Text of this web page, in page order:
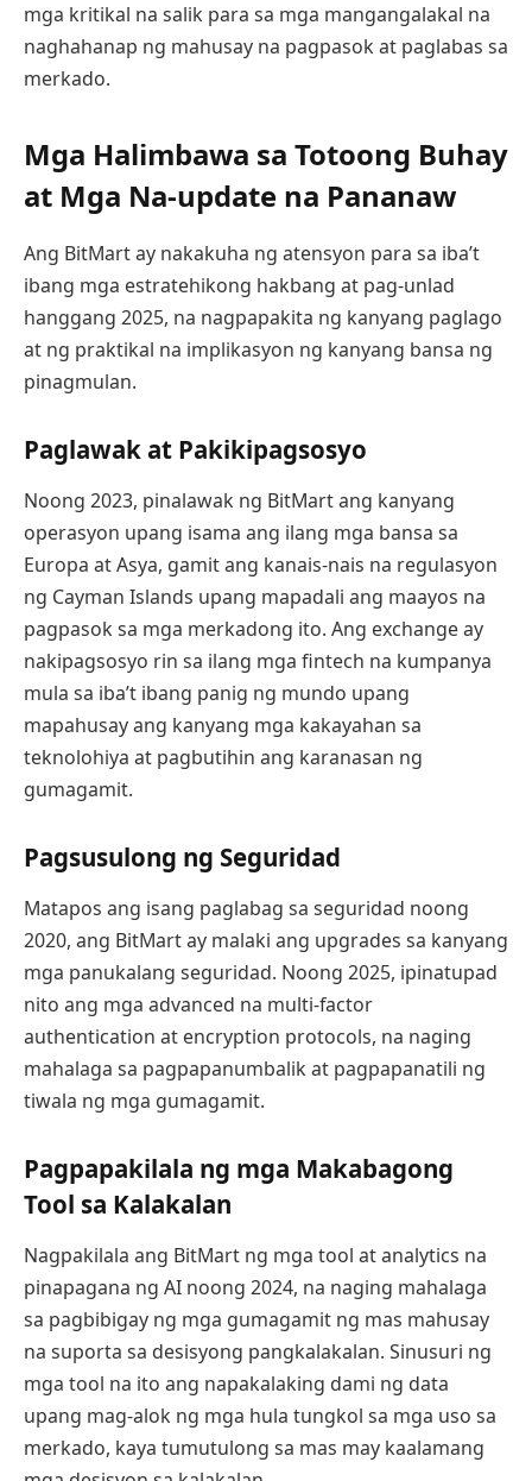
mga kritikal na salik para sa mga mangangalakal na
naghahanap ng mahusay na pagpasok at paglabas sa
merkado.
Mga Halimbawa sa Totoong Buhay
at Mga Na-update na Pananaw
Ang BitMart ay nakakuha ng atensyon para sa iba’t
ibang mga estratehikong hakbang at pag-unlad
hanggang 2025, na nagpapakita ng kanyang paglago
at ng praktikal na implikasyon ng kanyang bansa ng
pinagmulan.
Paglawak at Pakikipagsosyo
Noong 2023, pinalawak ng BitMart ang kanyang
operasyon upang isama ang ilang mga bansa sa
Europa at Asya, gamit ang kanais-nais na regulasyon
ng Cayman Islands upang mapadali ang maayos na
pagpasok sa mga merkadong ito. Ang exchange ay
nakipagsosyo rin sa ilang mga fintech na kumpanya
mula sa iba’t ibang panig ng mundo upang
mapahusay ang kanyang mga kakayahan sa
teknolohiya at pagbutihin ang karanasan ng
gumagamit.
Pagsusulong ng Seguridad
Matapos ang isang paglabag sa seguridad noong
2020, ang BitMart ay malaki ang upgrades sa kanyang
mga panukalang seguridad. Noong 2025, ipinatupad
nito ang mga advanced na multi-factor
authentication at encryption protocols, na naging
mahalaga sa pagpapanumbalik at pagpapanatili ng
tiwala ng mga gumagamit.
Pagpapakilala ng mga Makabagong
Tool sa Kalakalan
Nagpakilala ang BitMart ng mga tool at analytics na
pinapagana ng AI noong 2024, na naging mahalaga
sa pagbibigay ng mga gumagamit ng mas mahusay
na suporta sa desisyong pangkalakalan. Sinusuri ng
mga tool na ito ang napakalaking dami ng data
upang mag-alok ng mga hula tungkol sa mga uso sa
merkado, kaya tumutulong sa mas may kaalamang